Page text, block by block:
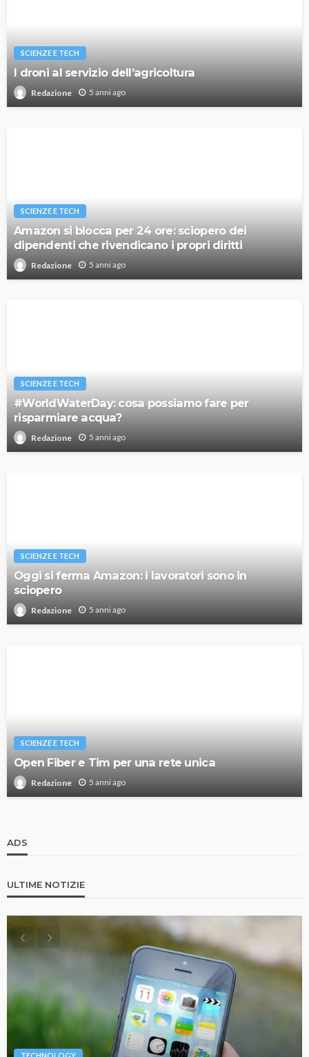
SCIENZE E TECH
I droni al servizio dell’agricoltura
Redazione 5 anni ago
SCIENZE E TECH
Amazon si blocca per 24 ore: sciopero dei
dipendenti che rivendicano i propri diritti
Redazione 5 anni ago
SCIENZE E TECH
#WorldWaterDay: cosa possiamo fare per
risparmiare acqua?
Redazione 5 anni ago
SCIENZE E TECH
Oggi si ferma Amazon: i lavoratori sono in
sciopero
Redazione 5 anni ago
SCIENZE E TECH
Open Fiber e Tim per una rete unica
Redazione 5 anni ago
ADS
ULTIME NOTIZIE